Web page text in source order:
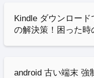
Kindle ダウンロー
の解決策！困った時
android 古い端末 強